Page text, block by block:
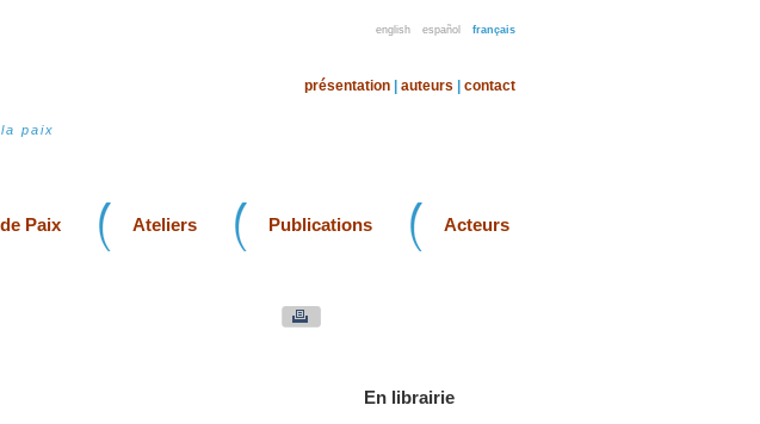
english español français
paix
présentation auteurs contact
Paix Ateliers Publications Acteurs
En librairie